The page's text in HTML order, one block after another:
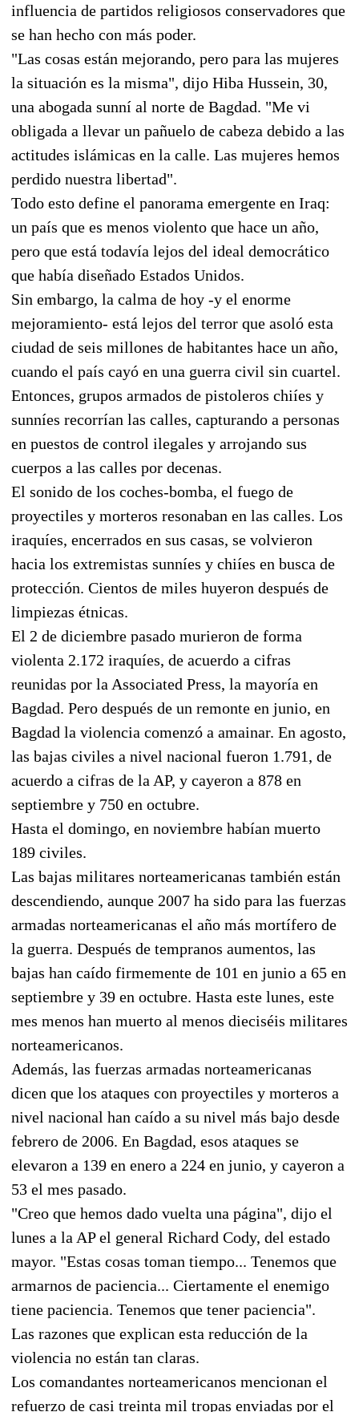
influencia de partidos religiosos conservadores que
se han hecho con más poder.
"Las cosas están mejorando, pero para las mujeres
la situación es la misma", dijo Hiba Hussein, 30,
una abogada sunní al norte de Bagdad. "Me vi
obligada a llevar un pañuelo de cabeza debido a las
actitudes islámicas en la calle. Las mujeres hemos
perdido nuestra libertad".
Todo esto define el panorama emergente en Iraq:
un país que es menos violento que hace un año,
pero que está todavía lejos del ideal democrático
que había diseñado Estados Unidos.
Sin embargo, la calma de hoy -y el enorme
mejoramiento- está lejos del terror que asoló esta
ciudad de seis millones de habitantes hace un año,
cuando el país cayó en una guerra civil sin cuartel.
Entonces, grupos armados de pistoleros chiíes y
sunníes recorrían las calles, capturando a personas
en puestos de control ilegales y arrojando sus
cuerpos a las calles por decenas.
El sonido de los coches-bomba, el fuego de
proyectiles y morteros resonaban en las calles. Los
iraquíes, encerrados en sus casas, se volvieron
hacia los extremistas sunníes y chiíes en busca de
protección. Cientos de miles huyeron después de
limpiezas étnicas.
El 2 de diciembre pasado murieron de forma
violenta 2.172 iraquíes, de acuerdo a cifras
reunidas por la Associated Press, la mayoría en
Bagdad. Pero después de un remonte en junio, en
Bagdad la violencia comenzó a amainar. En agosto,
las bajas civiles a nivel nacional fueron 1.791, de
acuerdo a cifras de la AP, y cayeron a 878 en
septiembre y 750 en octubre.
Hasta el domingo, en noviembre habían muerto
189 civiles.
Las bajas militares norteamericanas también están
descendiendo, aunque 2007 ha sido para las fuerzas
armadas norteamericanas el año más mortífero de
la guerra. Después de tempranos aumentos, las
bajas han caído firmemente de 101 en junio a 65 en
septiembre y 39 en octubre. Hasta este lunes, este
mes menos han muerto al menos dieciséis militares
norteamericanos.
Además, las fuerzas armadas norteamericanas
dicen que los ataques con proyectiles y morteros a
nivel nacional han caído a su nivel más bajo desde
febrero de 2006. En Bagdad, esos ataques se
elevaron a 139 en enero a 224 en junio, y cayeron a
53 el mes pasado.
"Creo que hemos dado vuelta una página", dijo el
lunes a la AP el general Richard Cody, del estado
mayor. "Estas cosas toman tiempo... Tenemos que
armarnos de paciencia... Ciertamente el enemigo
tiene paciencia. Tenemos que tener paciencia".
Las razones que explican esta reducción de la
violencia no están tan claras.
Los comandantes norteamericanos mencionan el
refuerzo de casi treinta mil tropas enviadas por el